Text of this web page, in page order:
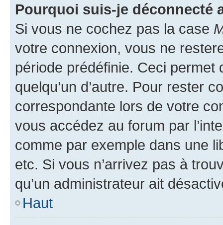
Pourquoi suis-je déconnecté
Si vous ne cochez pas la case
votre connexion, vous ne
période prédéfinie. Ceci permet
quelqu’un d’autre. Pour rester
correspondante lors de votre
vous accédez au forum par
comme par exemple dans une
etc. Si vous n’arrivez pas à
qu’un administrateur ait
Haut